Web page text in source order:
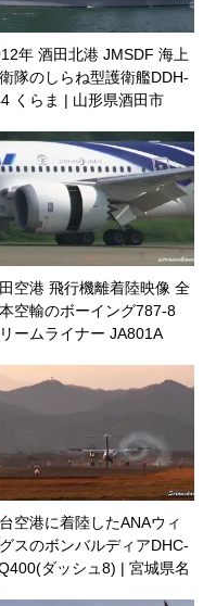
年 酒田北港 JMSDF 海上
隊のしらね型護衛艦DDH-
くらま | 山形県酒田市
空港 飛行機離着陸映像 全
空輸のボーイング787-8
リームライナー JA801A
空港に着陸したANAウィ
スのボンバルディアDHC-
ダッシュ8) | 宮城県名